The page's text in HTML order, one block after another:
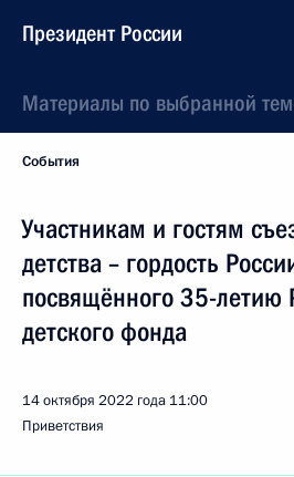
Президент России
Материалы по выбранной
События
Участникам и гостям
детства – гордость
посвящённого 35-летию
детского фонда
14 октября 2022 года 11:00
Приветствия